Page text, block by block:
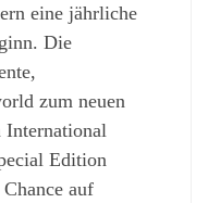
eine jährliche
Die
zum neuen
International
Edition
auf